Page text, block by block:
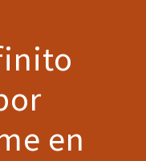
en